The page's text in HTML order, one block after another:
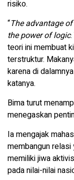
risiko.
“The advantage
the power of logic
teori ini membuat
terstruktur.
karena di
katanya.
Bima turut
menegaskan
Ia mengajak
membangun
memiliki jiwa
pada nilai-nilai